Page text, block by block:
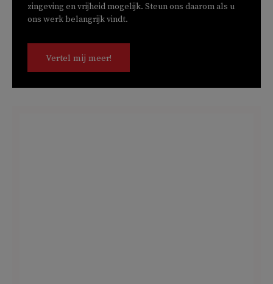
zingeving en vrijheid mogelijk. Steun ons daarom als u
ons werk belangrijk vindt.
Vertel mij meer!